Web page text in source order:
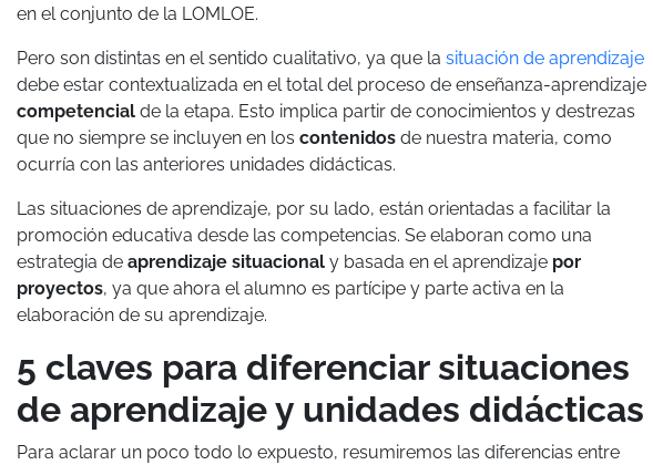
en el conjunto de la LOMLOE.
Pero son distintas en el sentido cualitativo, ya que la situación de aprendizaje
debe estar contextualizada en el total del proceso de enseñanza-aprendizaje
competencial de la etapa. Esto implica partir de conocimientos y destrezas
que no siempre se incluyen en los contenidos de nuestra materia, como
ocurría con las anteriores unidades didácticas.
Las situaciones de aprendizaje, por su lado, están orientadas a facilitar la
promoción educativa desde las competencias. Se elaboran como una
estrategia de aprendizaje situacional y basada en el aprendizaje por
proyectos, ya que ahora el alumno es partícipe y parte activa en la
elaboración de su aprendizaje.
5 claves para diferenciar situaciones
de aprendizaje y unidades didácticas
Para aclarar un poco todo lo expuesto, resumiremos las diferencias entre